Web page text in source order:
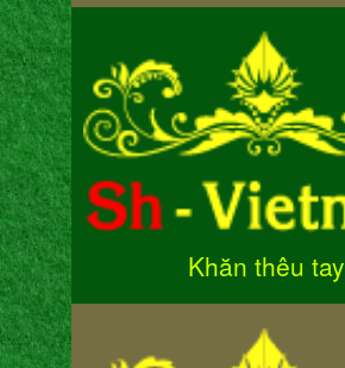
Khăn thêu tay